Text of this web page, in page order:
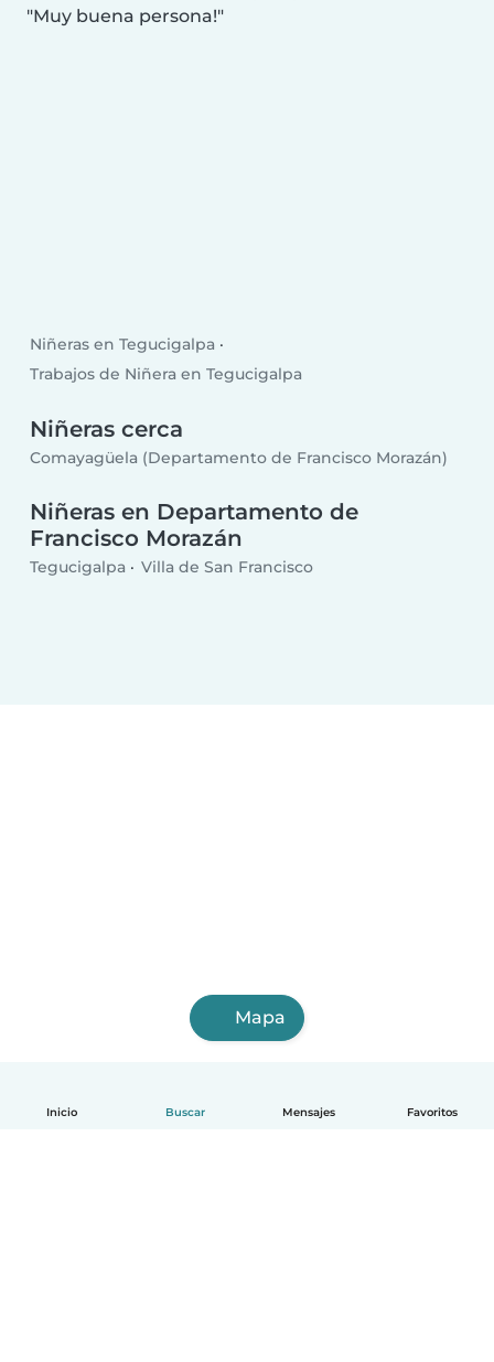
Inicio Buscar Mensajes Favoritos
Muy buena persona!
Niñeras en Tegucigalpa
Trabajos de Niñera en Tegucigalpa
Niñeras cerca
Comayagüela (Departamento de Francisco Morazán)
Niñeras en Departamento de
Francisco Morazán
Tegucigalpa Villa de San Francisco
Mapa